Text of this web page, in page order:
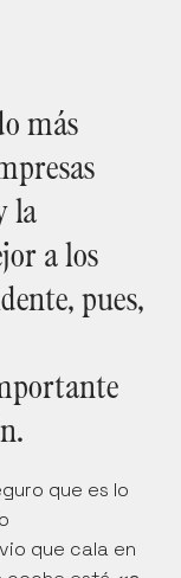
más
la
a los
pues,
que es lo
que cala en